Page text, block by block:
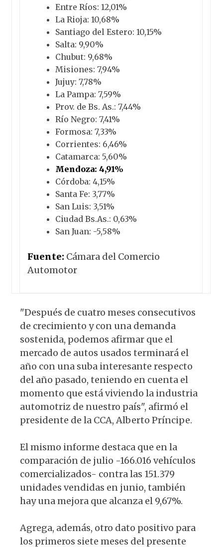
Entre Ríos: 12,01%
La Rioja: 10,68%
Santiago del Estero: 10,15%
Salta: 9,90%
Chubut: 9,68%
Misiones: 7,94%
Jujuy: 7,78%
La Pampa: 7,59%
Prov. de Bs. As.: 7,44%
Río Negro: 7,41%
Formosa: 7,33%
Corrientes: 6,46%
Catamarca: 5,60%
Mendoza: 4,91%
Córdoba: 4,15%
Santa Fe: 3,77%
San Luis: 3,51%
Ciudad Bs.As.: 0,63%
San Juan: -5,58%
Fuente: Cámara del Comercio
Automotor
"Después de cuatro meses consecutivos
de crecimiento y con una demanda
sostenida, podemos afirmar que el
mercado de autos usados terminará el
año con una suba interesante respecto
del año pasado, teniendo en cuenta el
momento que está viviendo la industria
automotriz de nuestro país", afirmó el
presidente de la CCA, Alberto Príncipe.
El mismo informe destaca que en la
comparación de julio -166.016 vehículos
comercializados- contra las 151.379
unidades vendidas en junio, también
hay una mejora que alcanza el 9,67%.
Agrega, además, otro dato positivo para
los primeros siete meses del presente